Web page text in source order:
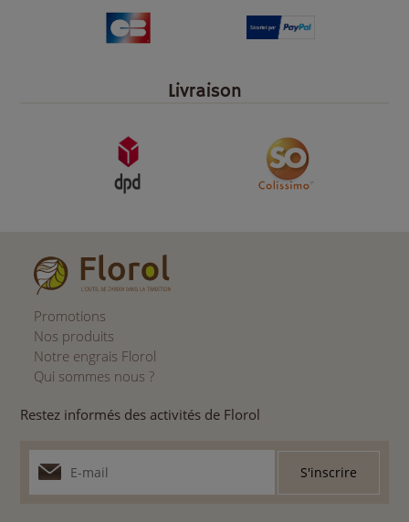
Livraison
Promotions
Nos produits
Notre engrais Florol
Qui sommes nous ?
Restez informés des activités de Florol